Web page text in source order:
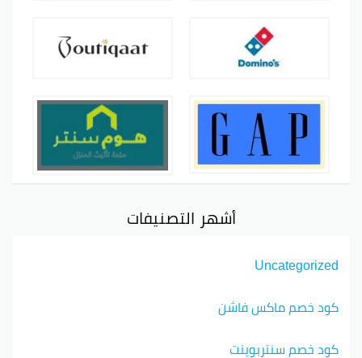
أشهر التصنيفات
Uncategorized
كود خصم ماكس فاشن
كود خصم سنتربوينت